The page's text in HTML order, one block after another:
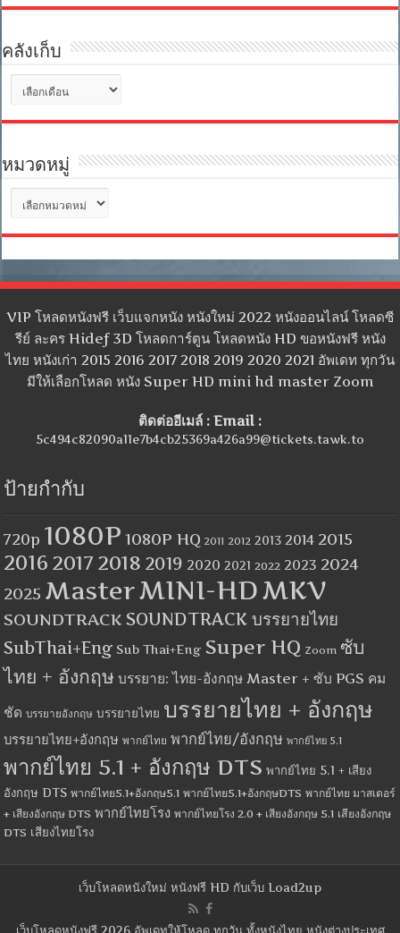
คลังเก็บ
เก็บ
หมวดหมู่
หมู่
VIP โหลดหนังฟรี เว็บแจกหนัง หนังใหม่ 2022 หนังออนไลน์ โหลดซี
รีย์ ละคร Hidef 3D โหลดการ์ตูน โหลดหนัง HD ขอหนังฟรี หนัง
ไทย หนังเก่า 2015 2016 2017 2018 2019 2020 2021 อัพเดท ทุกวัน
มีให้เลือกโหลด หนัง Super HD mini hd master Zoom
ติดต่ออีเมล์ : Email :
5c494c82090a11e7b4cb25369a426a99@tickets.tawk.to
ป้ายกำกับ
720p 1080P 1080P HQ 2011 2012 2013 2014 2015
2016 2017 2018 2019 2020 2021 2022 2023 2024
2025 MasterMINI-HDMKV
SOUNDTRACK SOUNDTRACK บรรยายไทย
SubThai+Eng Sub Thai+Eng Super HQ Zoom ซับ
ไทย + อังกฤษ บรรยาย: ไทย-อังกฤษ Master + ซับ PGS คม
ชัด บรรยายอังกฤษ บรรยายไทย บรรยายไทย + อังกฤษ
บรรยายไทย+อังกฤษ พากย์ไทย พากย์ไทย/อังกฤษ พากย์ไทย 5.1
พากย์ไทย 5.1 + อังกฤษ DTS พากย์ไทย 5.1 + เสียง
อังกฤษ DTS พากย์ไทย5.1+อังกฤษ5.1 พากย์ไทย5.1+อังกฤษDTS พากย์ไทย มาสเตอร์
+ เสียงอังกฤษ DTS พากย์ไทยโรง พากย์ไทยโรง 2.0 + เสียงอังกฤษ 5.1 เสียงอังกฤษ
DTS เสียงไทยโรง
เว็บโหลดหนังใหม่ หนังฟรี HD กับเว็บ Load2up